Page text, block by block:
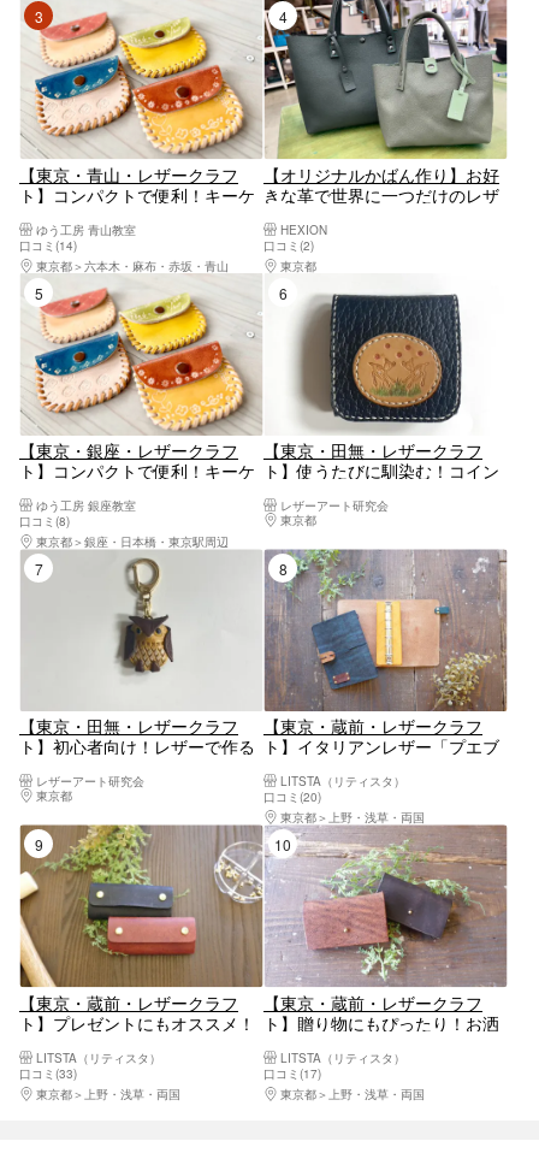
3位
【東京・青山・レザークラフ
ト】コンパクトで便利！キーケ
orコインケース作り
ゆう工房 青山教室
口コミ(14)
東京都
六本木・麻布・赤坂・青山
4位
【オリジナルかばん作り】お好
きな革で世界に一つだけのレザ
HEXION
口コミ(2)
東京都
5位
【東京・銀座・レザークラフ
ト】コンパクトで便利！キーケ
orコインケース作り
ゆう工房 銀座教室
口コミ(8)
東京都
銀座・日本橋・東京駅周辺
6位
【東京・田無・レザークラフ
ト】使うたびに馴染む！コイン
レザーアート研究会
東京都
【東京・田無・レザークラフ
ト】初心者向け！レザーで作る
レザーアート研究会
東京都
8位
【東京・蔵前・レザークラフ
ト】イタリアンレザー「プエブ
2日(日)をもって終了
LITSTA（リティスタ）
口コミ(20)
東京都
上野・浅草・両国
9位
【東京・蔵前・レザークラフ
ト】プレゼントにもオススメ！
(日)をもって終了
LITSTA（リティスタ）
口コミ(33)
東京都
上野・浅草・両国
10位
【東京・蔵前・レザークラフ
ト】贈り物にもぴったり！お洒
2日(日)をもって終了
LITSTA（リティスタ）
口コミ(17)
東京都
上野・浅草・両国